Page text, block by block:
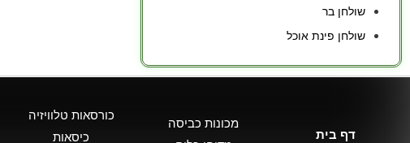
שולחן בר
שולחן פינת אוכל
דף בית
מכונות כביסה
כורסאות טלוויזיה
כיסאות